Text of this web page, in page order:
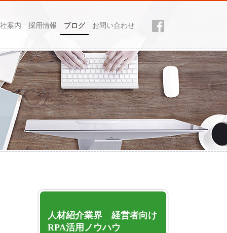
案内 採用情報 ブログ お問い合わせ
人材紹介業界 経営者向け
RPA活用ノウハウ